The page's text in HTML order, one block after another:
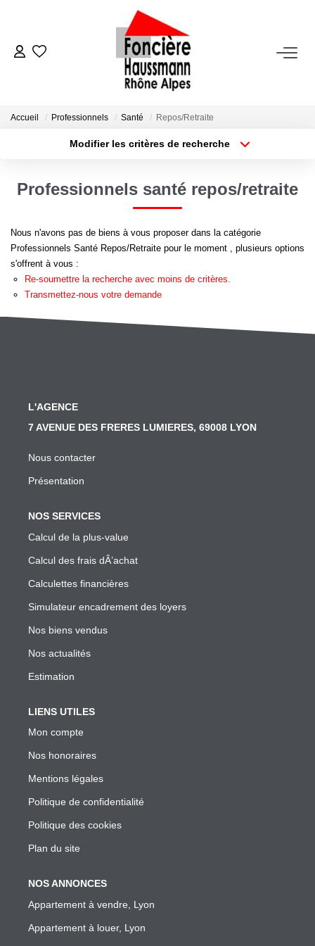
ACHETER
LOUER
Nos Biens En Location
Estimation
Nous Contacter
SYNDIC
Vous Souhaitez Changer De Syndic, Comment Faire?
Notre Conseil Pour Changer De Syndic
Comment Se Passe L'assemblée Générale Si Le
Notre Extranet Pour Le Conseil Syndical Et Les
Nos Services Gestion
Conseil En Investissement
Garantie Des Loyers Impayés
Diagnostics Techniques Obligatoires
EXTRANET
Accueil Professionnels Santé Repos/Retraite
Modifier les critères de recherche
Type de bien
Surface min
Budget max Plus de critères
Professionnels santé repos/retraite
Nous n'avons pas de biens à vous proposer dans la catégorie
Professionnels Santé Repos/Retraite pour le moment , plusieurs options
s'offrent à vous :
Re-soumettre la recherche avec moins de critères.
Transmettez-nous votre demande
L'AGENCE
7 AVENUE DES FRERES LUMIERES, 69008 LYON
Nous contacter
Présentation
NOS SERVICES
Calcul de la plus-value
Calcul des frais dÂ’achat
Calculettes financières
Simulateur encadrement des loyers
Nos biens vendus
Nos actualités
Estimation
LIENS UTILES
Mon compte
Nos honoraires
Mentions légales
Politique de confidentialité
Politique des cookies
Plan du site
NOS ANNONCES
Appartement à vendre, Lyon
Appartement à louer, Lyon